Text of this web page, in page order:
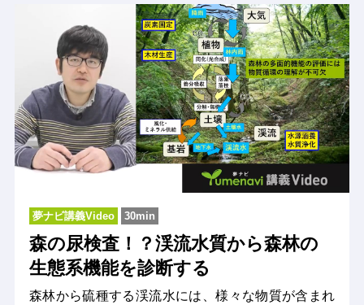
夢ナビ講義Video 30min
森の尿検査！？渓流水質から森林の
生態系機能を診断する
森林から硫種する渓流水には、様々な物質が含まれ